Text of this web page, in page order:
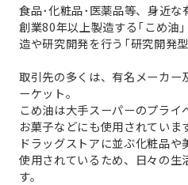
食品･化粧品･医薬品等、身近な
創業80年以上製造する「こめ油
造や研究開発を行う「研究開発型
取引先の多くは、有名メーカー
ーケット。
こめ油は大手スーパーのプライ
お菓子などにも使用されていま
ドラッグストアに並ぶ化粧品
使用されているため、日々の生
す。